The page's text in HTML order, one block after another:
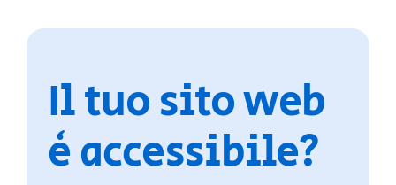
Il tuo sito web
è accessibile?